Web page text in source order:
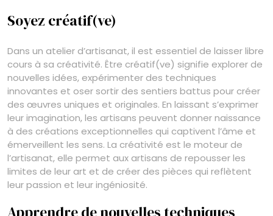
Soyez créatif(ve)
Dans un atelier d’artisanat, il est essentiel de laisser libre
cours à sa créativité. Être créatif(ve) signifie explorer de
nouvelles idées, expérimenter des techniques
innovantes et oser sortir des sentiers battus pour créer
des œuvres uniques et originales. En laissant s’exprimer
leur imagination, les artisans peuvent donner naissance
à des créations exceptionnelles qui captivent l’âme et
émerveillent les sens. La créativité est le moteur de
l’artisanat, elle permet aux artisans de repousser les
limites de leur art et de créer des pièces qui reflètent
leur passion et leur ingéniosité.